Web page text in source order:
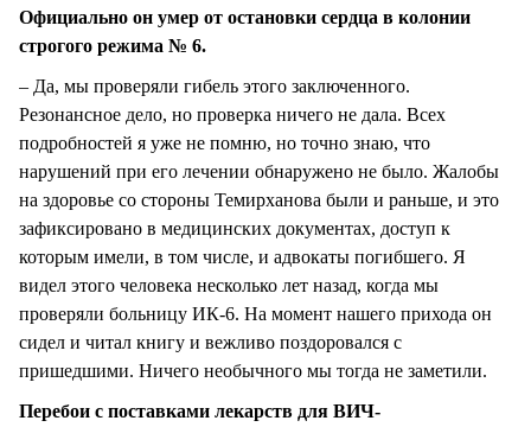
Официально он умер от остановки сердца в колонии
строгого режима № 6.
– Да, мы проверяли гибель этого заключенного.
Резонансное дело, но проверка ничего не дала. Всех
подробностей я уже не помню, но точно знаю, что
нарушений при его лечении обнаружено не было. Жалобы
на здоровье со стороны Темирханова были и раньше, и это
зафиксировано в медицинских документах, доступ к
которым имели, в том числе, и адвокаты погибшего. Я
видел этого человека несколько лет назад, когда мы
проверяли больницу ИК-6. На момент нашего прихода он
сидел и читал книгу и вежливо поздоровался с
пришедшими. Ничего необычного мы тогда не заметили.
Перебои с поставками лекарств для ВИЧ-